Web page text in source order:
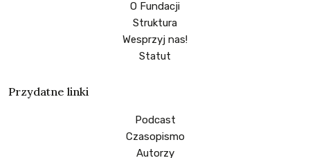
O Fundacji
Struktura
Wesprzyj nas!
Statut
Przydatne linki
Podcast
Czasopismo
Autorzy